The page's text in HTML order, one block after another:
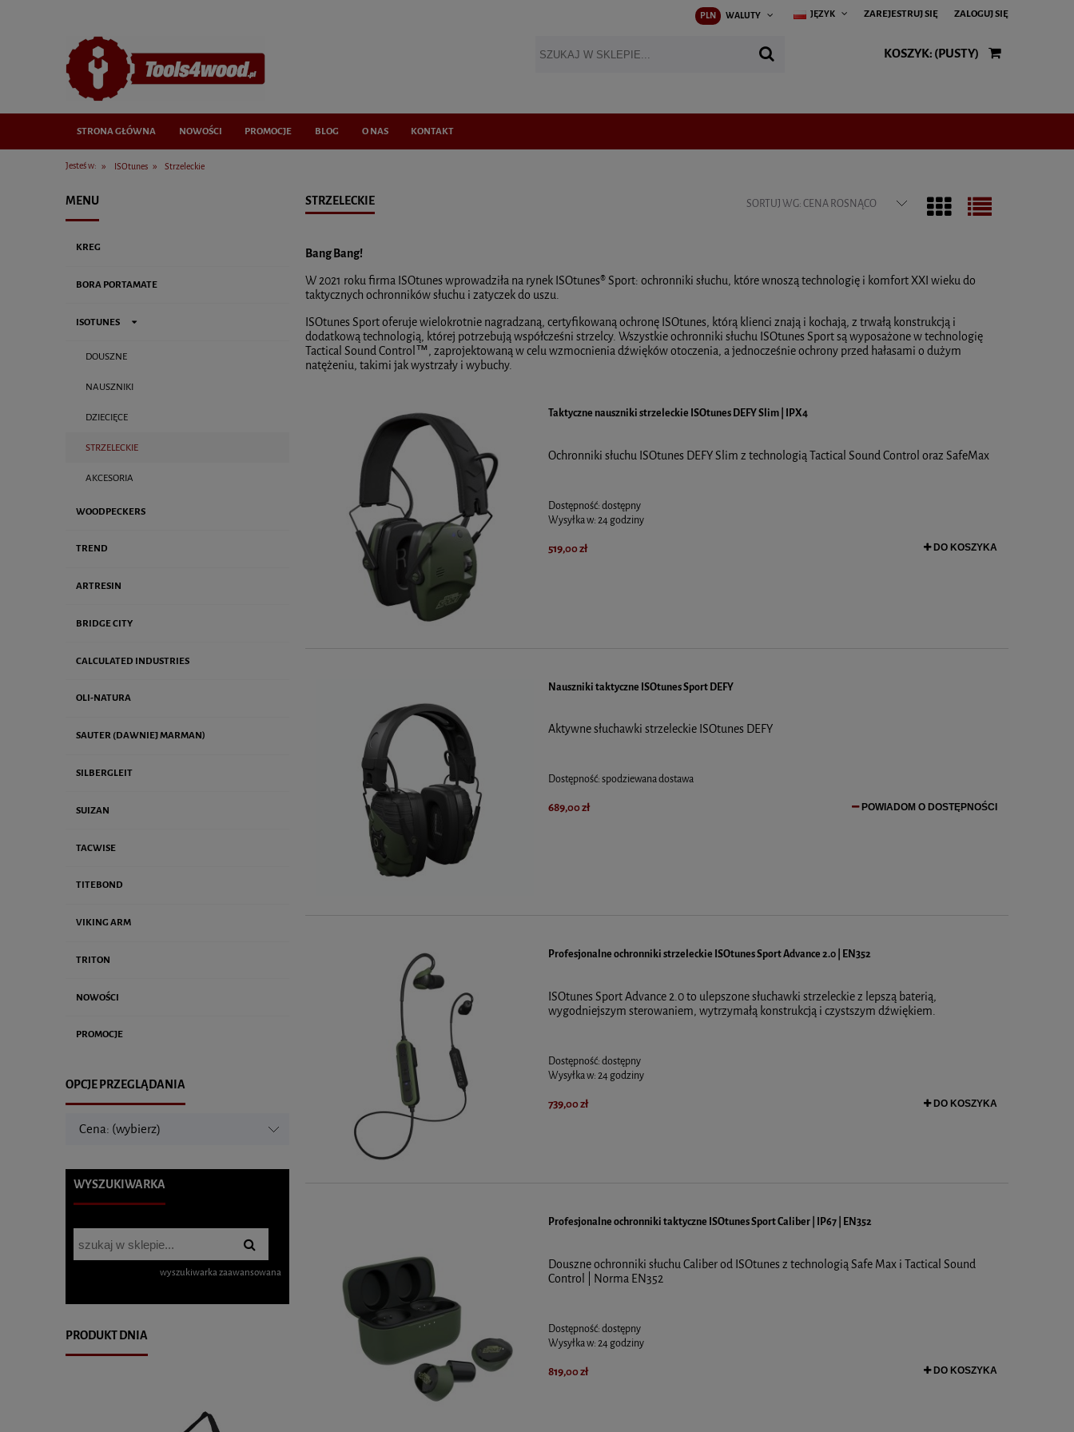
ZAREJESTRUJ SIĘ ZALOGUJ SIĘ
JĘZYK
PLN WALUTY
KOSZYK: (PUSTY)
STRONA GŁÓWNA NOWOŚCI PROMOCJE BLOG O NAS KONTAKT
Jesteś w: » ISOtunes » Strzeleckie
MENU
KREG
BORA PORTAMATE
ISOTUNES
DOUSZNE
NAUSZNIKI
DZIECIĘCE
STRZELECKIE
AKCESORIA
WOODPECKERS
TREND
ARTRESIN
BRIDGE CITY
CALCULATED INDUSTRIES
OLI-NATURA
SAUTER (DAWNIEJ MARMAN)
SILBERGLEIT
SUIZAN
TACWISE
TITEBOND
VIKING ARM
TRITON
NOWOŚCI
PROMOCJE
OPCJE PRZEGLĄDANIA
Cena: (wybierz)
WYSZUKIWARKA
wyszukiwarka zaawansowana
PRODUKT DNIA
STRZELECKIE SORTUJ WG:CENA ROSNĄCO
Bang Bang!
W 2021 roku firma ISOtunes wprowadziła na rynek ISOtunes® Sport: ochronniki słuchu, które wnoszą technologię i komfort XXI wieku do
taktycznych ochronników słuchu i zatyczek do uszu.
ISOtunes Sport oferuje wielokrotnie nagradzaną, certyfikowaną ochronę ISOtunes, którą klienci znają i kochają, z trwałą konstrukcją i
dodatkową technologią, której potrzebują współcześni strzelcy. Wszystkie ochronniki słuchu ISOtunes Sport są wyposażone w technologię
Tactical Sound Control™, zaprojektowaną w celu wzmocnienia dźwięków otoczenia, a jednocześnie ochrony przed hałasami o dużym
natężeniu, takimi jak wystrzały i wybuchy.
Taktyczne nauszniki strzeleckie ISOtunes DEFY Slim | IPX4
Ochronniki słuchu ISOtunes DEFY Slim z technologią Tactical Sound Control oraz SafeMax
Dostępność:dostępny
Wysyłka w:24 godziny
519,00 zł DO KOSZYKA
Nauszniki taktyczne ISOtunes Sport DEFY
Aktywne słuchawki strzeleckie ISOtunes DEFY
Dostępność:spodziewana dostawa
689,00 zł POWIADOM O DOSTĘPNOŚCI
Profesjonalne ochronniki strzeleckie ISOtunes Sport Advance 2.0 | EN352
ISOtunes Sport Advance 2.0 to ulepszone słuchawki strzeleckie z lepszą baterią,
wygodniejszym sterowaniem, wytrzymałą konstrukcją i czystszym dźwiękiem.
Dostępność:dostępny
Wysyłka w:24 godziny
739,00 zł DO KOSZYKA
Profesjonalne ochronniki taktyczne ISOtunes Sport Caliber | IP67 | EN352
Douszne ochronniki słuchu Caliber od ISOtunes z technologią Safe Max i Tactical Sound
Control | Norma EN352
Dostępność:dostępny
Wysyłka w:24 godziny
819,00 zł DO KOSZYKA